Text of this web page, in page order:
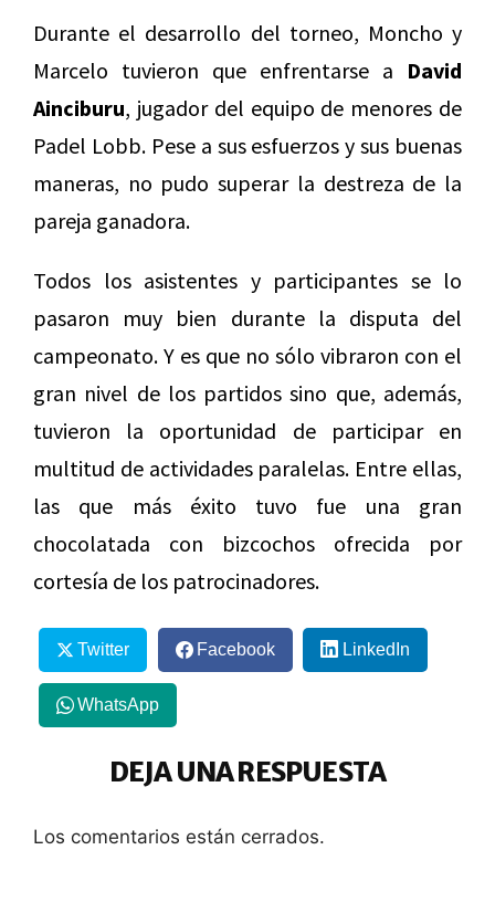
Durante el desarrollo del torneo, Moncho y
Marcelo tuvieron que enfrentarse a David
Ainciburu, jugador del equipo de menores de
Padel Lobb. Pese a sus esfuerzos y sus buenas
maneras, no pudo superar la destreza de la
pareja ganadora.
Todos los asistentes y participantes se lo
pasaron muy bien durante la disputa del
campeonato. Y es que no sólo vibraron con el
gran nivel de los partidos sino que, además,
tuvieron la oportunidad de participar en
multitud de actividades paralelas. Entre ellas,
las que más éxito tuvo fue una gran
chocolatada con bizcochos ofrecida por
cortesía de los patrocinadores.
Twitter Facebook LinkedIn
WhatsApp
DEJA UNA RESPUESTA
Los comentarios están cerrados.